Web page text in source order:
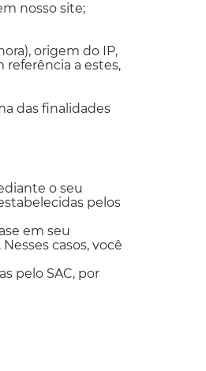
nosso site;
origem do IP,
referência a estes,
das finalidades
o seu
pelos
em seu
casos, você
pelo SAC, por